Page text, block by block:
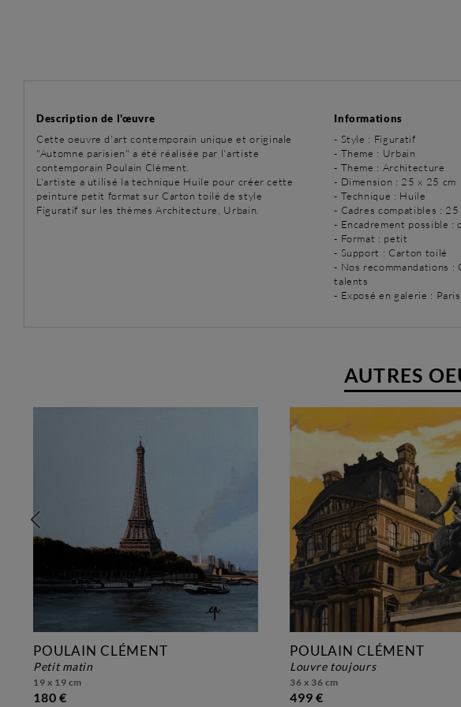
Description de l'œuvre
Cette oeuvre d'art contemporain unique et originale
"Automne parisien" a été réalisée par l'artiste
contemporain Poulain Clément.
L'artiste a utilisé la technique Huile pour créer cette
peinture petit format sur Carton toilé de style
Figuratif sur les thèmes Architecture, Urbain.
Informations
- Style : Figuratif
- Theme : Urbain
- Theme : Architecture
- Dimension : 25 x 25 cm
- Technique : Huile
- Cadres compatibles :
- Encadrement possible :
- Format : petit
- Support : Carton toilé
- Nos recommandations
talents
- Exposé en galerie :
AUTRES
POULAIN CLÉMENT
petit matin
19 x 19 cm
180 €
POULAIN CLÉMENT
louvre toujours
36 x 36 cm
499 €